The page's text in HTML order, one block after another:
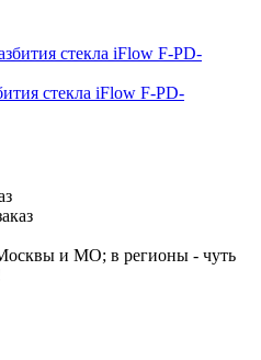
стекла iFlow F-PD-
и МО; в регионы - чуть